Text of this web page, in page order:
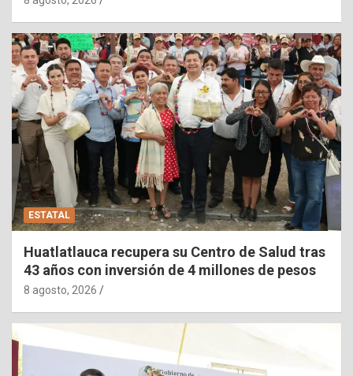
ESTATAL
Huatlatlauca recupera su Centro de Salud tras
43 años con inversión de 4 millones de pesos
8 agosto, 2026